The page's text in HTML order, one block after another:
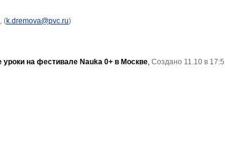
(k.dremova@pvc.ru)
на фестивале Nauka 0+ в Москве, Создано 11.10 в